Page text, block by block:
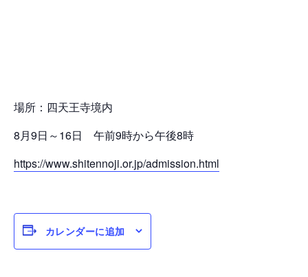
場所：四天王寺境内
8月9日～16日 午前9時から午後8時
https://www.shitennoji.or.jp/admission.html
カレンダーに追加